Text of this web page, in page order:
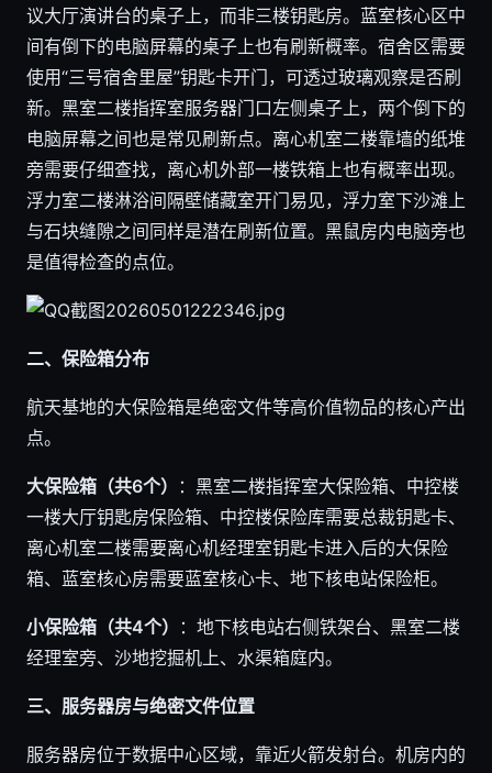
议大厅演讲台的桌子上，而非三楼钥匙房。蓝室核心区中
间有倒下的电脑屏幕的桌子上也有刷新概率。宿舍区需要
使用“三号宿舍里屋”钥匙卡开门，可透过玻璃观察是否刷
新。黑室二楼指挥室服务器门口左侧桌子上，两个倒下的
电脑屏幕之间也是常见刷新点。离心机室二楼靠墙的纸堆
旁需要仔细查找，离心机外部一楼铁箱上也有概率出现。
浮力室二楼淋浴间隔壁储藏室开门易见，浮力室下沙滩上
与石块缝隙之间同样是潜在刷新位置。黑鼠房内电脑旁也
是值得检查的点位。
二、保险箱分布
航天基地的大保险箱是绝密文件等高价值物品的核心产出
点。
大保险箱（共6个）
：黑室二楼指挥室大保险箱、中控楼
一楼大厅钥匙房保险箱、中控楼保险库需要总裁钥匙卡、
离心机室二楼需要离心机经理室钥匙卡进入后的大保险
箱、蓝室核心房需要蓝室核心卡、地下核电站保险柜。
小保险箱（共4个）
：地下核电站右侧铁架台、黑室二楼
经理室旁、沙地挖掘机上、水渠箱庭内。
三、服务器房与绝密文件位置
服务器房位于数据中心区域，靠近火箭发射台。机房内的